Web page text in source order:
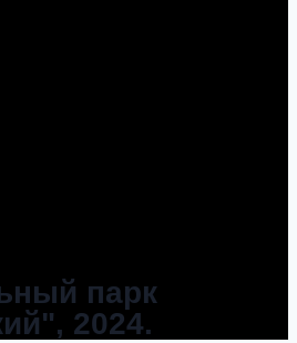
парк
2024.